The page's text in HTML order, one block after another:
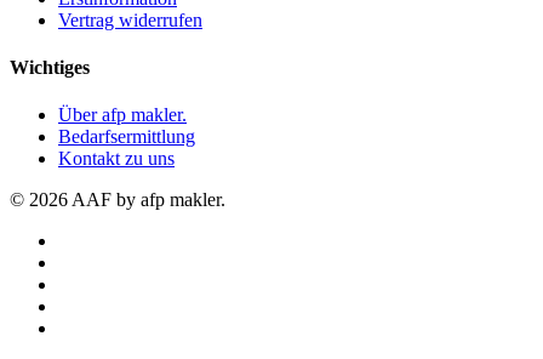
Vertrag widerrufen
Wichtiges
Über afp makler.
Bedarfsermittlung
Kontakt zu uns
© 2026 AAF by afp makler.